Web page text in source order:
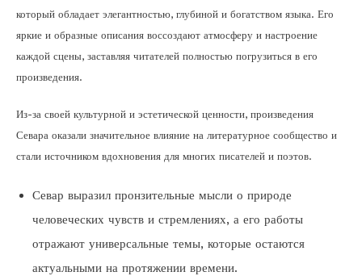
который обладает элегантностью, глубиной и богатством языка. Его
яркие и образные описания воссоздают атмосферу и настроение
каждой сцены, заставляя читателей полностью погрузиться в его
произведения.
Из-за своей культурной и эстетической ценности, произведения
Севара оказали значительное влияние на литературное сообщество и
стали источником вдохновения для многих писателей и поэтов.
Севар выразил пронзительные мысли о природе
человеческих чувств и стремлениях, а его работы
отражают универсальные темы, которые остаются
актуальными на протяжении времени.